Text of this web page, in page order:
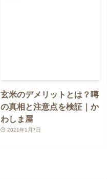
玄米のデメリットとは？噂
の真相と注意点を検証｜か
わしま屋
2021年1月7日